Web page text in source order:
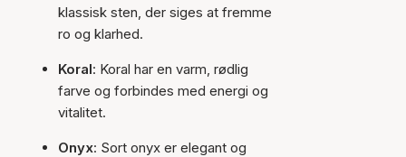
klassisk sten, der siges at fremme
ro og klarhed.
Koral: Koral har en varm, rødlig
farve og forbindes med energi og
vitalitet.
Onyx: Sort onyx er elegant og